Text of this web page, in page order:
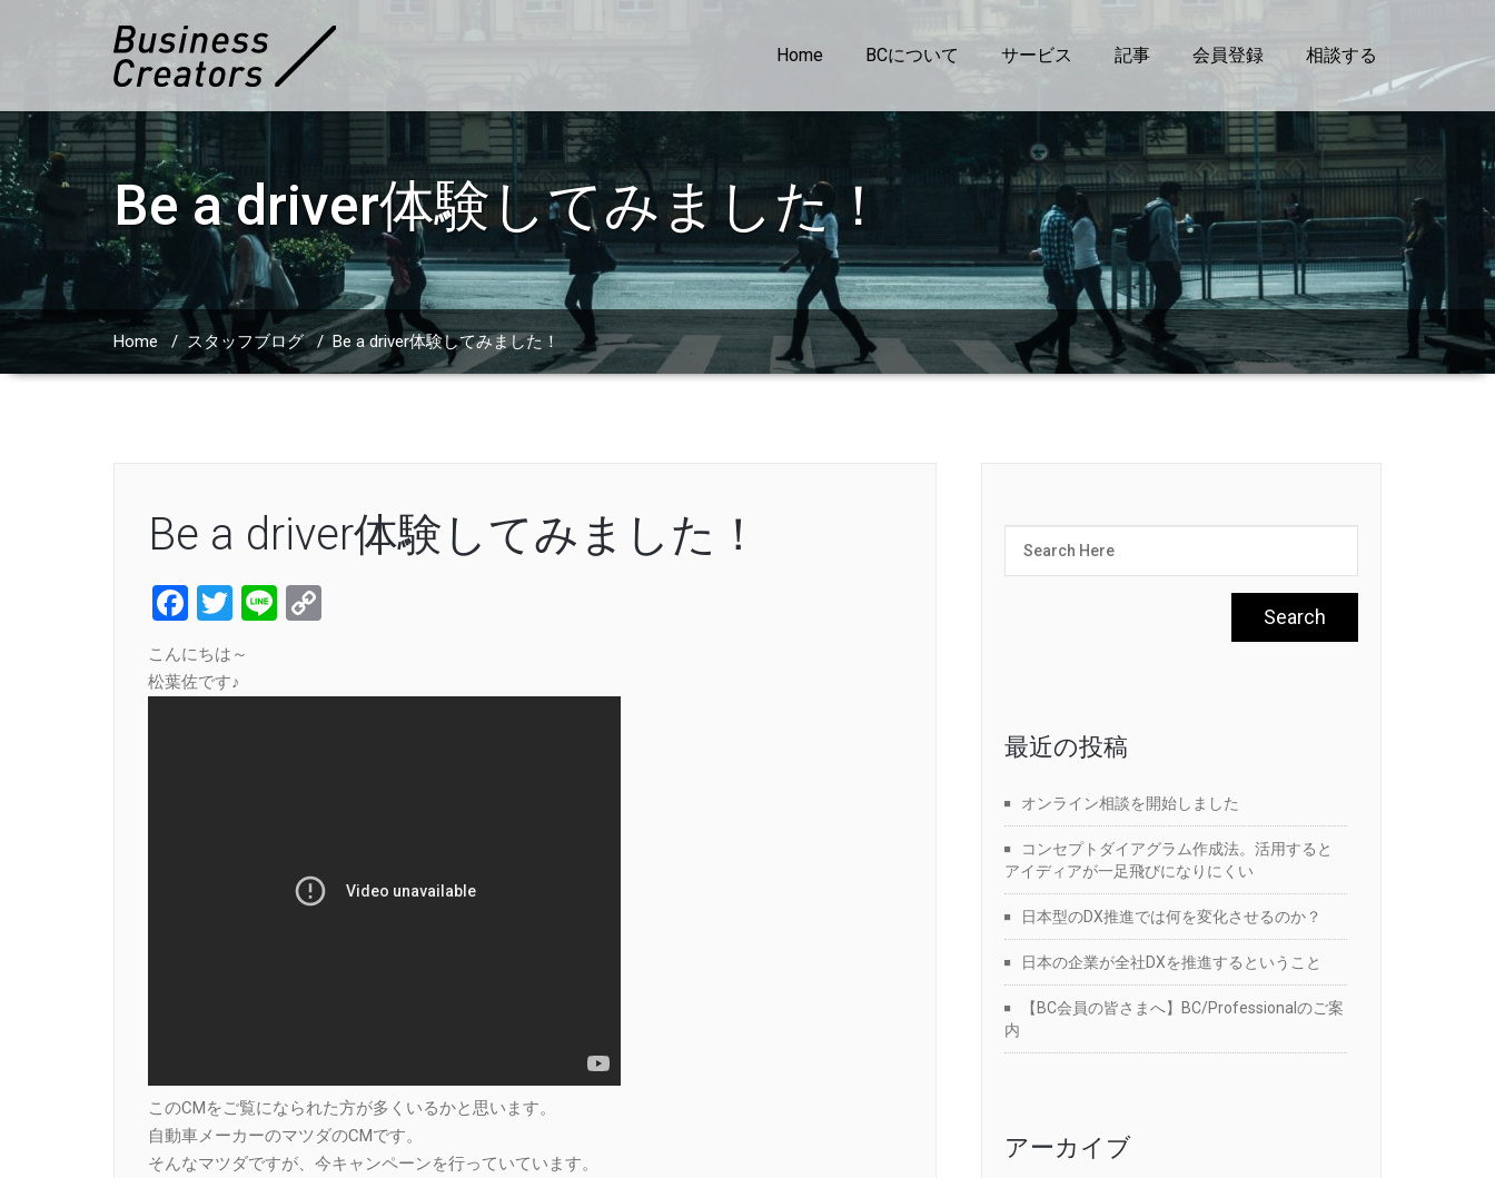
Home BCについて サービス 記事 会員登録 相談する
Be a driver体験してみました！
Home / スタッフブログ/Be a driver体験してみました！
Be a driver体験してみました！
Facebook
Twitter
Line
こんにちは～
松葉佐です♪
このCMをご覧になられた方が多くいるかと思います。
自動車メーカーのマツダのCMです。
そんなマツダですが、今キャンペーンを行っていています。
最近の投稿
オンライン相談を開始しました
コンセプトダイアグラム作成法。活用すると
アイディアが一足飛びになりにくい
日本型のDX推進では何を変化させるのか？
日本の企業が全社DXを推進するということ
【BC会員の皆さまへ】BC/Professionalのご案
内
アーカイブ